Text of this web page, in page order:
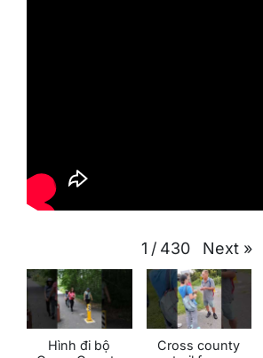
1 / 430 Next »
Hình đi bộ
Cross county